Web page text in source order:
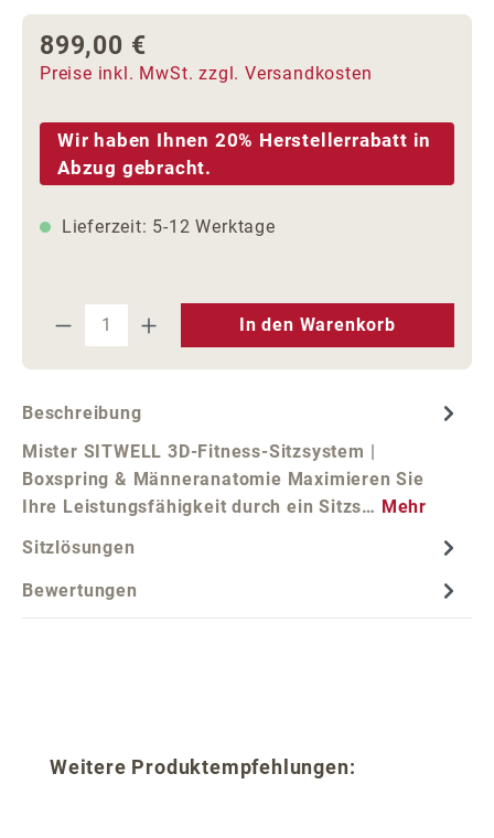
Regulärer Preis:
899,00 €
Preise inkl. MwSt. zzgl. Versandkosten
Wir haben Ihnen 20% Herstellerrabatt in
Abzug gebracht.
Lieferzeit: 5-12 Werktage
Produkt Anzahl: Gib den
In den Warenkorb
Beschreibung
Mister SITWELL 3D-Fitness-Sitzsystem |
Boxspring & Männeranatomie Maximieren Sie
Ihre Leistungsfähigkeit durch ein Sitzs… Mehr
Sitzlösungen
Bewertungen
Produktgalerie überspringen
Weitere Produktempfehlungen: